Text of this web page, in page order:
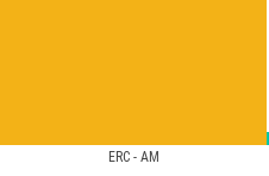
ERC - AM